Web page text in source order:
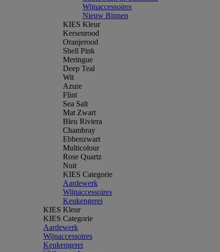
Wijnaccessoires
Nieuw Binnen
KIES Kleur
Kersenrood
Oranjerood
Shell Pink
Meringue
Deep Teal
Wit
Azure
Flint
Sea Salt
Mat Zwart
Bleu Riviera
Chambray
Ebbenzwart
Multicolour
Rose Quartz
Nuit
KIES Categorie
Aardewerk
Wijnaccessoires
Keukengerei
KIES Kleur
KIES Categorie
Aardewerk
Wijnaccessoires
Keukengerei